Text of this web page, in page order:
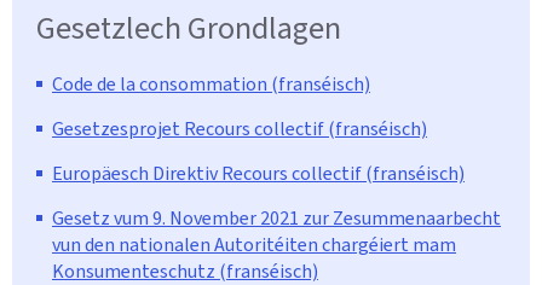
Gesetzlech Grondlagen
Code de la consommation (franséisch)
Gesetzesprojet Recours collectif (franséisch)
Europäesch Direktiv Recours collectif (franséisch)
Gesetz vum 9. November 2021 zur Zesummenaarbecht
vun den nationalen Autoritéiten chargéiert mam
Konsumenteschutz (franséisch)